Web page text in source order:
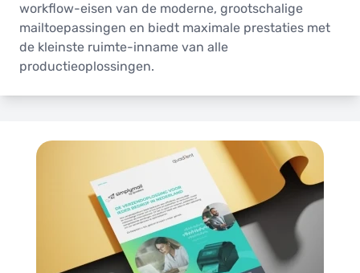
workflow-eisen van de moderne, grootschalige
mailtoepassingen en biedt maximale prestaties met
de kleinste ruimte-inname van alle
productieoplossingen.